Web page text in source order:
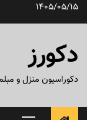
پرش1405/05/15
دکورز
دکوراسیون منزل و